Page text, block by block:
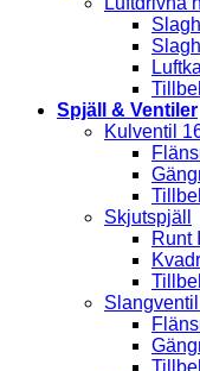
Spjäll & Ventiler
Kulventil
Skjutspjäll
Runt